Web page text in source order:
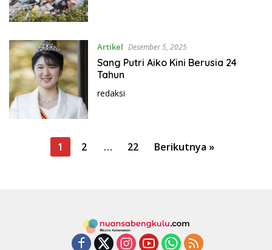
Artikel Desember 5, 2025
Sang Putri Aiko Kini Berusia 24
Tahun
redaksi
1 2 … 22 Berikutnya »